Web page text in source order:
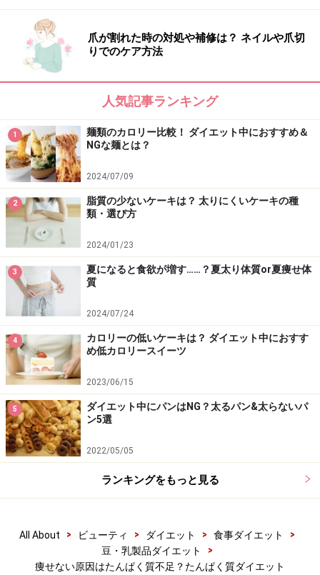
とヘルシーなおやつになります。
たんぱく質も摂り過ぎには要注意！
バランスよく摂り入れましょう
どんな食ベものも摂り過ぎはNGです。いくら筋肉のもと
となり脂肪燃焼に役立つとはいえ、当然摂り過ぎれば消
費しきれないエネルギーが余ってしまうので、太る原因
になります。
1日のたんぱく質の摂取量は、だいたい体重1kgあたり約
1gが目安と言われています（アスリートなど運動量が多
い人は異なる）。また、日本人の食事摂取基準（厚生労
働省）によれば、 一日あたりの平均必要量は、成人男性
で60グラム、成人女性で50グラム
中の方、子どもなどでは必要な摂取量が異なる）。
また、肉類ばかりでたんぱく質を摂取すると、同時にた
くさんの脂質を摂ることにもなりやすいので、豆類など
で補うなど、おすすめの食材をバランスよく上手に摂取
することがダイエットをする上で重要です。
に、若々しい肌や髪を保つためにもたんぱく質は重要で
す。
爪が割れた時の対処や補修は？ ネイルや爪切
りでのケア方法
人気記事ランキング
1
麺類のカロリー比較！ ダイエット中におすすめ＆
NGな麺とは？
2024/07/09
2
脂質の少ないケーキは？ 太りにくいケーキの種
類・選び方
2024/01/23
3
夏になると食欲が増す……？夏太り体質or夏痩せ体
質
2024/07/24
4
カロリーの低いケーキは？ ダイエット中におすす
め低カロリースイーツ
2023/06/15
5
ダイエット中にパンはNG？太るパン&太らないパ
ン5選
2022/05/05
ランキングをもっと見る
All About > ビューティ > ダイエット > 食事ダイエット
>
豆・乳製品ダイエット
>
痩せない原因はたんぱく質不足？たんぱく質ダイエット